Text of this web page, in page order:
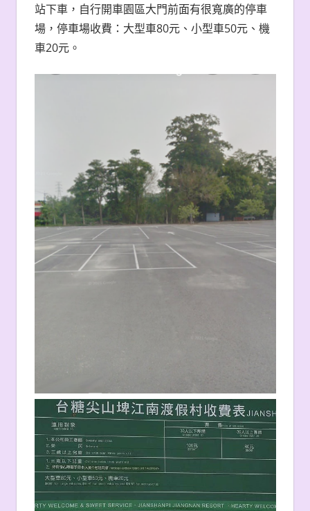
站下車，自行開車園區大門前面有很寬廣的停車
場，停車場收費：大型車80元、小型車50元、機
車20元。